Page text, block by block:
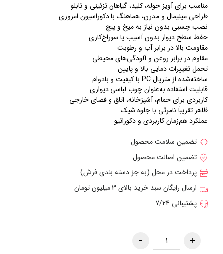
مناسب برای آویز حوله، کلید، گیاهان تزئینی و تابلو
طراحی مینیمال و مدرن، هماهنگ با دکوراسیون امروزی
نصب چسبی بدون نیاز به میخ و پیچ
حفظ سطح دیوار بدون آسیب یا سوراخ‌کاری
مقاومت بالا در برابر آب و رطوبت
مقاوم در برابر روغن و آلودگی‌های محیطی
تحمل تغییرات دمایی بالا و پایین
ساخته‌شده از متریال PC با کیفیت و بادوام
قابلیت استفاده به‌عنوان چوب لباسی دیواری
کاربردی برای حمام، آشپزخانه، اتاق و فضای خارجی
ظاهر تقریباً نامرئی با جلوه شیک
عملکرد هم‌زمان کاربردی و دکوراتیو
تضمین سلامت محصول
تضمین اصالت محصول
پرداخت در محل (به جز دسته بندی فرش)
ارسال رایگان سبد خرید بالای 3 میلیون تومان
پشتیبانی 7/24